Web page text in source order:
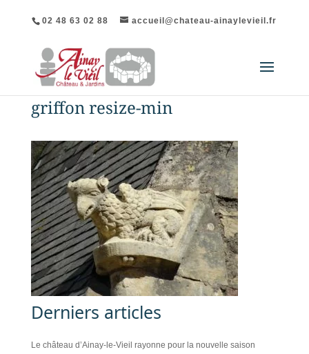
02 48 63 02 88 accueil@chateau-ainaylevieil.fr
griffon resize-min
Derniers articles
Le château d’Ainay-le-Vieil rayonne pour la nouvelle saison